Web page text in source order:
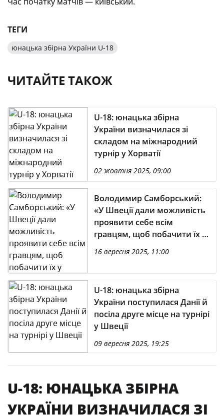
ТЕГИ
юнацька збірна України U-18
ЧИТАЙТЕ ТАКОЖ
U-18: юнацька збірна
України визначилася зі
складом на міжнародний
турнір у Хорватії
02 жовтня 2025, 09:00
Володимир Самборський:
«У Швеції дали можливість
проявити себе всім
гравцям, щоб побачити їх у
16 вересня 2025, 11:00
U-18: юнацька збірна
України поступилася Данії й
посіла друге місце на турнірі
у Швеції
09 вересня 2025, 19:25
U-18: ЮНАЦЬКА ЗБІРНА
УКРАЇНИ ВИЗНАЧИЛАСЯ ЗІ